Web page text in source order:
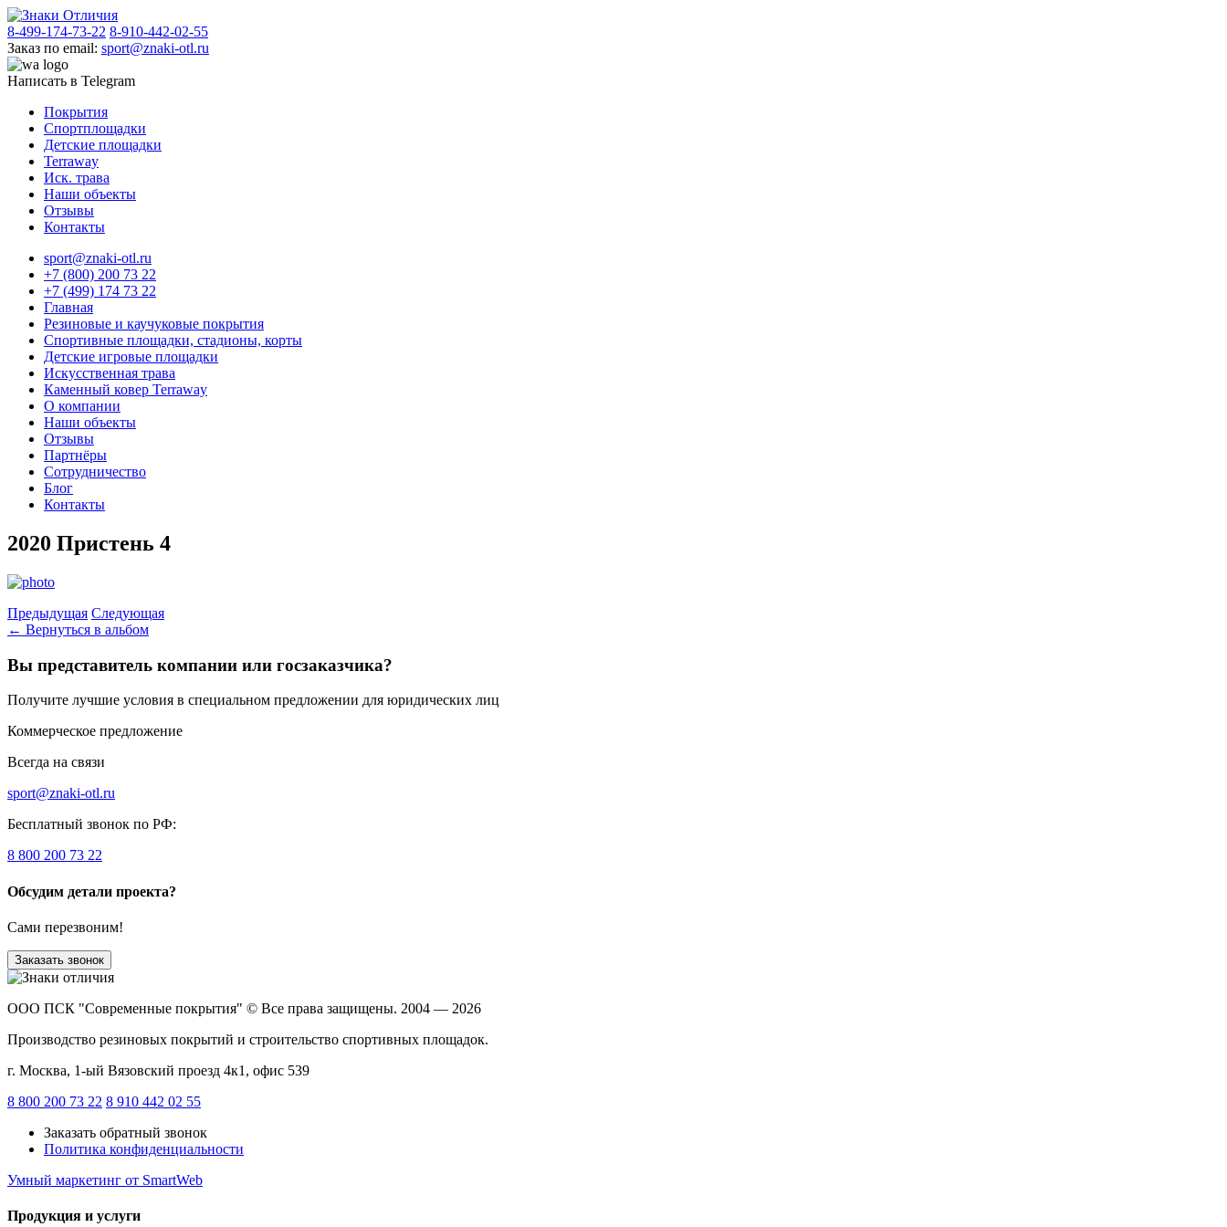
8-499-174-73-22 8-910-442-02-55
Заказ по email: sport@znaki-otl.ru
Написать в Telegram
Покрытия
Спортплощадки
Детские площадки
Terraway
Иск. трава
Наши объекты
Отзывы
Контакты
sport@znaki-otl.ru
+7 (800) 200 73 22
+7 (499) 174 73 22
Главная
Резиновые и каучуковые покрытия
Спортивные площадки, стадионы, корты
Детские игровые площадки
Искусственная трава
Каменный ковер Terraway
О компании
Наши объекты
Отзывы
Партнёры
Сотрудничество
Блог
Контакты
2020 Пристень 4
Предыдущая Следующая
← Вернуться в альбом
Вы представитель компании или госзаказчика?
Получите лучшие условия в специальном предложении для юридических лиц
Коммерческое предложение
Всегда на связи
sport@znaki-otl.ru
Бесплатный звонок по РФ:
8 800 200 73 22
Обсудим детали проекта?
Сами перезвоним!
Заказать звонок
ООО ПСК "Современные покрытия" © Все права защищены. 2004 — 2026
Производство резиновых покрытий и строительство спортивных площадок.
г. Москва, 1-ый Вязовский проезд 4к1, офис 539
8 800 200 73 22 8 910 442 02 55
Заказать обратный звонок
Политика конфиденциальности
Умный маркетинг от SmartWeb
Продукция и услуги